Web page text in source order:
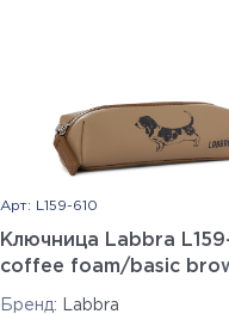
Арт: L159-610
Ключница Labbra
coffee foam/basic
Бренд: Labbra